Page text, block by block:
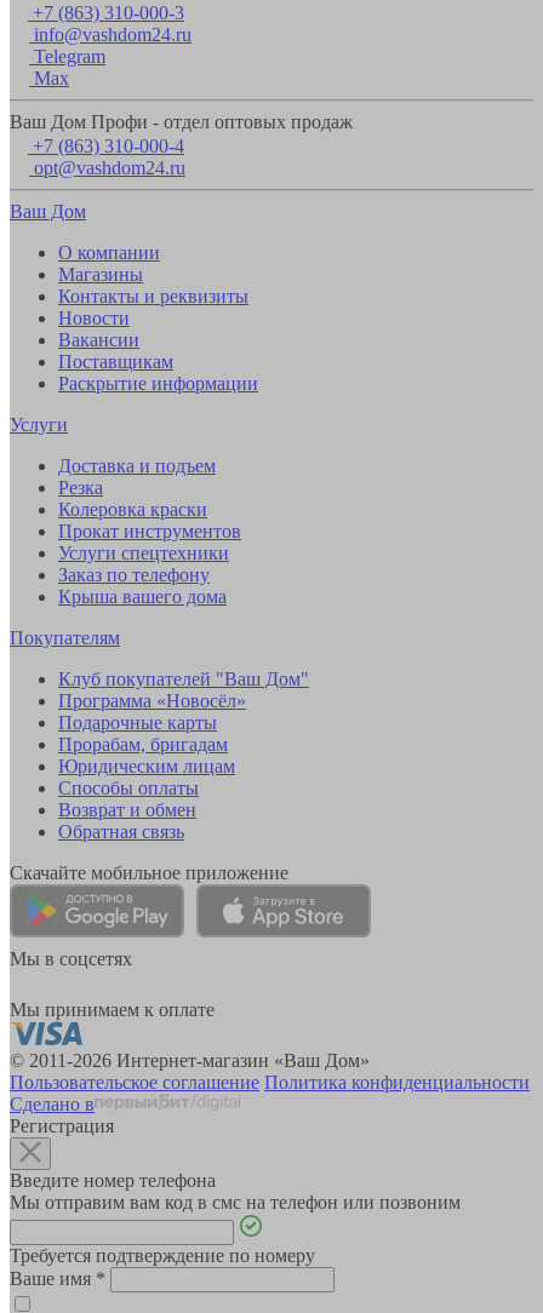
+7 (863) 310-000-3
info@vashdom24.ru
Telegram
Max
Ваш Дом Профи - отдел оптовых продаж
+7 (863) 310-000-4
opt@vashdom24.ru
Ваш Дом
О компании
Магазины
Контакты и реквизиты
Новости
Вакансии
Поставщикам
Раскрытие информации
Услуги
Доставка и подъем
Резка
Колеровка краски
Прокат инструментов
Услуги спецтехники
Заказ по телефону
Крыша вашего дома
Покупателям
Клуб покупателей "Ваш Дом"
Программа «Новосёл»
Подарочные карты
Прорабам, бригадам
Юридическим лицам
Способы оплаты
Возврат и обмен
Обратная связь
Скачайте мобильное приложение
Мы в соцсетях
Мы принимаем к оплате
© 2011-2026 Интернет-магазин «Ваш Дом»
Пользовательское соглашение Политика конфиденциальности
Сделано в
Регистрация
Введите номер телефона
Мы отправим вам код в смс на телефон или позвоним
Требуется подтверждение по номеру
Ваше имя *